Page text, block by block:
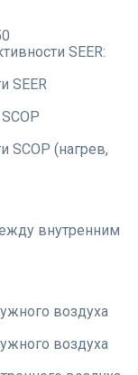
SEER:
SEER
SCOP (нагрев,
внутренним
воздуха
воздуха